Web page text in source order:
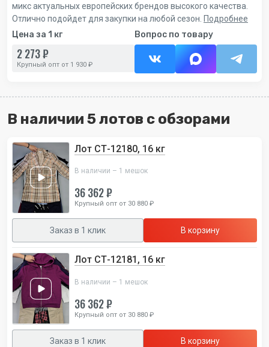
микс актуальных европейских брендов высокого качества.
Отлично подойдет для закупки на любой сезон. Подробнее
Цена за 1 кг
2 273 ₽
Крупный опт от 1 930 ₽
Вопрос по товару
В наличии 5 лотов с обзорами
Лот СТ-12180, 16 кг
В наличии – 1 мешок
36 362 ₽
Крупный опт от 30 880 ₽
Заказ в 1 клик В корзину
Лот СТ-12181, 16 кг
В наличии – 1 мешок
36 362 ₽
Крупный опт от 30 880 ₽
Заказ в 1 клик В корзину